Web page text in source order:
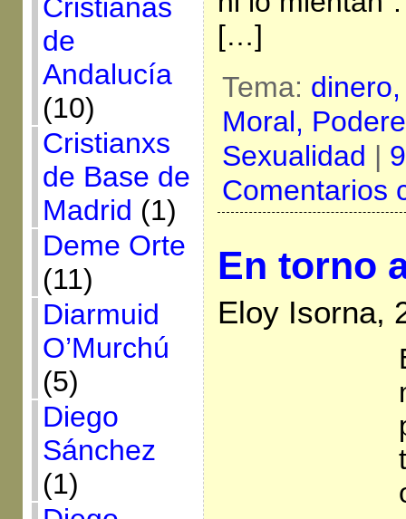
Cristianas
de
Andalucía
(10)
Cristianxs
de Base de
Madrid (1)
Deme Orte
(11)
Diarmuid
O’Murchú
(5)
Diego
Sánchez
(1)
[…]
Tema:
Moral,
Sexualidad |
Comentarios
En torno
Eloy Isorna,